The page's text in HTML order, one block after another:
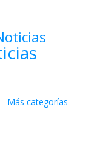
Más categorías